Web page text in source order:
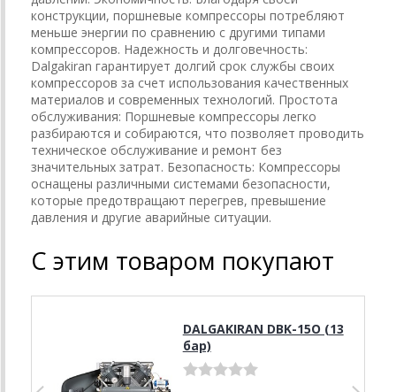
конструкции, поршневые компрессоры потребляют
меньше энергии по сравнению с другими типами
компрессоров. Надежность и долговечность:
Dalgakiran гарантирует долгий срок службы своих
компрессоров за счет использования качественных
материалов и современных технологий. Простота
обслуживания: Поршневые компрессоры легко
разбираются и собираются, что позволяет проводить
техническое обслуживание и ремонт без
значительных затрат. Безопасность: Компрессоры
оснащены различными системами безопасности,
которые предотвращают перегрев, превышение
давления и другие аварийные ситуации.
С этим товаром покупают
DALGAKIRAN DBK-15О (13
бар)